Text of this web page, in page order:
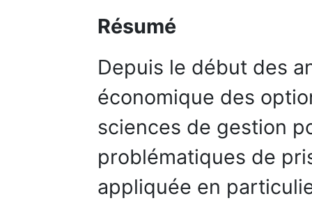
Résumé
Depuis le début des
économique des
sciences de gestion
problématiques de
appliquée en